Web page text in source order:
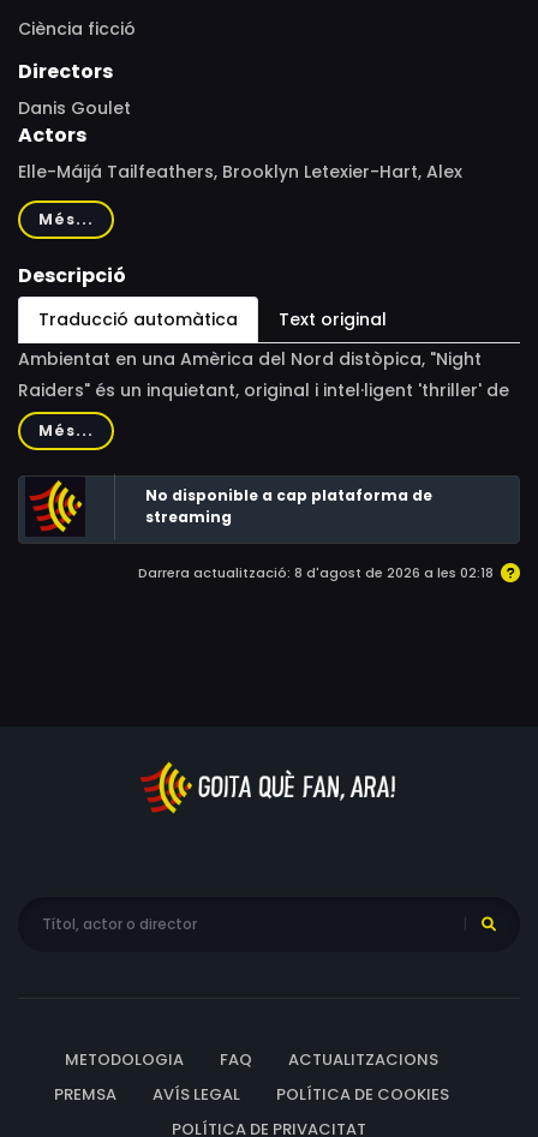
Ciència ficció
Directors
Danis Goulet
Actors
Elle-Máijá Tailfeathers, Brooklyn Letexier-Hart, Alex
Tarrant, Amanda Plummer, Gail Maurice, Violet Nelson,
Shaun Sipos, Eric Osborne, Birva Pandya, Suzanne Cyr,
Ray G. Thunderchild, Jordan Bullchild
Més...
Descripció
Traducció automàtica
Text original
Ambientat en una Amèrica del Nord distòpica, "Night
Raiders" és un inquietant, original i intel·ligent 'thriller' de
ciència-ficció sobre la família, els governs autoritaris i
la persecució de la identitat indígena. Una suggestiva
pel·lícula amb missatge social que retrata un món futur
molt recognoscible. És l'any 2043 i, després d'una gran
guerra, els territoris que abans eren el Canadà i els
Estats Units estan ara separats per un mur. Al sud viuen
ja que, a l'edat de 5 anys, els nens es converteixen en
propietat de l'estat. Coproducció entre el Canadà i
d'ascendència creu i métis) fins al productor executiu
Més...
No disponible a cap plataforma de
streaming
Darrera actualització: 8 d'agost de 2026 a les 02:18
METODOLOGIA FAQ
ACTUALITZACIONS
PREMSA
AVÍS LEGAL
POLÍTICA DE COOKIES
POLÍTICA DE PRIVACITAT